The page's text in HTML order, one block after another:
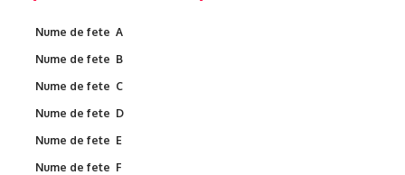
Nume de fete A
Nume de fete B
Nume de fete C
Nume de fete D
Nume de fete E
Nume de fete F